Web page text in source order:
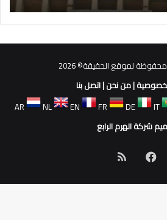
لموقع الحقيقة© 2026
|من نحن|اتصل بنا
AR
NL EN FR DE IT
شركة الهرم الرابع
فيسبوك
الموقع